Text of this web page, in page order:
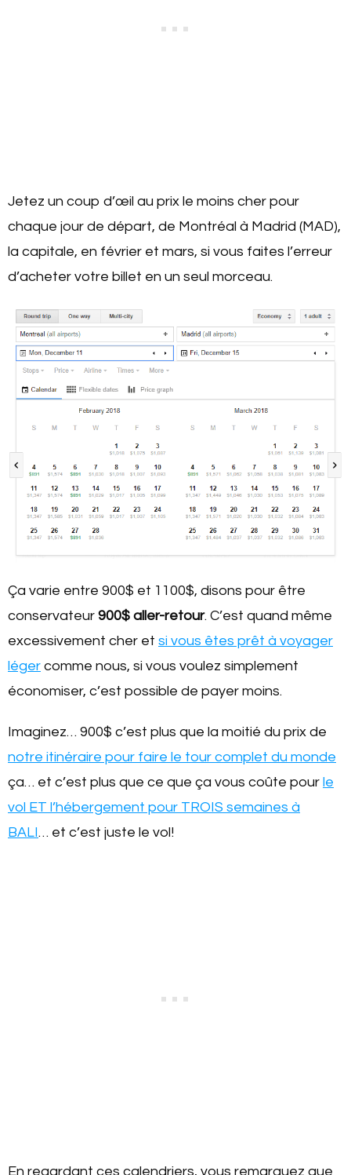
Jetez un coup d’œil au prix le moins cher pour
chaque jour de départ, de Montréal à Madrid (MAD),
la capitale, en février et mars, si vous faites l’erreur
d’acheter votre billet en un seul morceau.
Ça varie entre 900$ et 1100$, disons pour être
conservateur 900$ aller-retour. C’est quand même
excessivement cher et si vous êtes prêt à voyager
léger comme nous, si vous voulez simplement
économiser, c’est possible de payer moins.
Imaginez… 900$ c’est plus que la moitié du prix de
notre itinéraire pour faire le tour complet du monde
ça… et c’est plus que ce que ça vous coûte pour le
vol ET l’hébergement pour TROIS semaines à
BALI … et c’est juste le vol!
En regardant ces calendriers, vous remarquez que